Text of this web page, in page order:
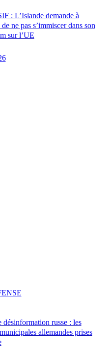
: L’Islande demande à
ne pas s’immiscer dans son
sur l’UE
désinformation russe : les
allemandes prises